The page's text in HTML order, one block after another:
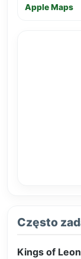
Apple Maps
Często
Kings of Leon